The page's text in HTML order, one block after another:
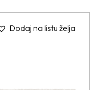
Dodaj na listu želja